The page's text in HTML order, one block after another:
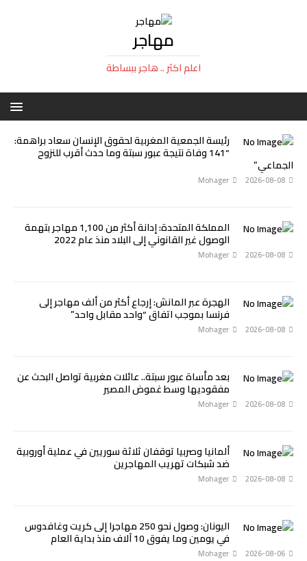
مهاجر
اعلم اكثر .. هاجر ببساطة
رئيسة الجمعية المغربية لحقوق الإنسان سعاد براهمة:
“141 وفاة نتيجة عبور سبتة وما حدث أقرب للنزوح
الجماعي”
2026-08-08
Mohager
المملكة المتحدة: إدانة أكثر من 1,100 مهاجر بتهمة
الوصول غير القانوني إلى البلاد منذ عام 2022
2026-08-08
Mohager
الهجرة عبر المانش: إرجاع أكثر من ألف مهاجر إلى
فرنسا بموجب اتفاق “واحد مقابل واحد”
2026-08-08
Mohager
بعد مأساة عبور سبتة.. عائلات مغربية تواصل البحث عن
مفقوديها وسط غموض المصير
2026-08-08
Mohager
ألمانيا وصربيا توقفان ثلاثة سوريين في عملية أوروبية
ضد شبكات تهريب المهاجرين
2026-08-08
Mohager
اليونان: وصول نحو 250 مهاجرا إلى كريت وغافدوس
في يومين وما يفوق 10 آلاف منذ بداية العام
2026-08-06
Mohager